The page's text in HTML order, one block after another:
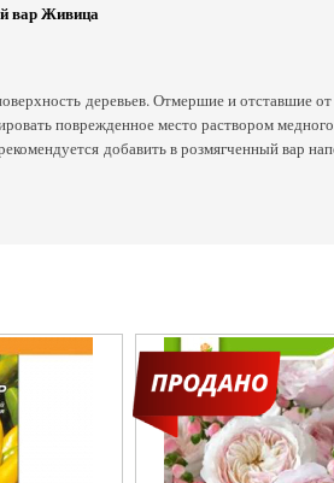
вар Живица
деревьев. Отмершие и отставшие от
поврежденное место раствором
добавить в розмягченный вар